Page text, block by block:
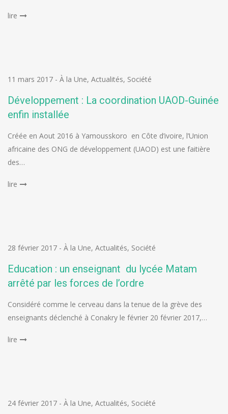
lire
11 mars 2017 - À la Une, Actualités, Société
Développement : La coordination UAOD-Guinée
enfin installée
Créée en Aout 2016 à Yamousskoro en Côte d’ivoire, l’Union
africaine des ONG de développement (UAOD) est une faitière
des…
lire
28 février 2017 - À la Une, Actualités, Société
Education : un enseignant du lycée Matam
arrêté par les forces de l’ordre
Considéré comme le cerveau dans la tenue de la grève des
enseignants déclenché à Conakry le février 20 février 2017,…
lire
24 février 2017 - À la Une, Actualités, Société